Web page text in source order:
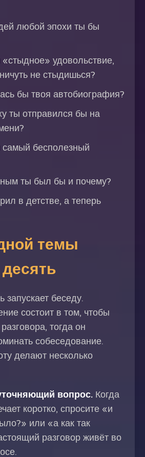
любой эпохи ты бы
«стыдное» удовольствие,
не стыдишься?
бы твоя автобиография?
ты отправился бы на
самый бесполезный
ты был бы и почему?
в детстве, а теперь
темы
запускает беседу.
состоит в том, чтобы
тогда он
собеседование.
делают несколько
вопрос. Когда
коротко, спросите «и
или «а как так
разговор живёт во